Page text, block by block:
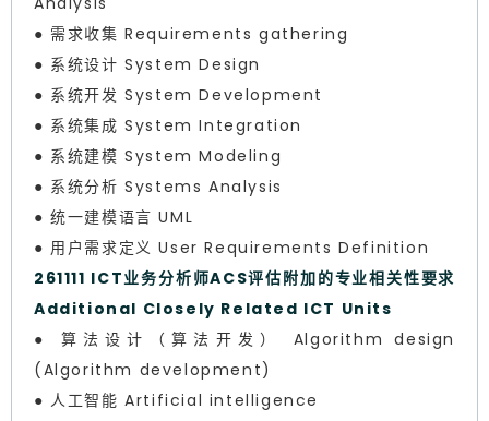
● 需求收集 Requirements gathering
● 系统设计 System Design
● 系统开发 System Development
● 系统集成 System Integration
● 系统建模 System Modeling
● 系统分析 Systems Analysis
● 统一建模语言 UML
● 用户需求定义 User Requirements Definition
261111 ICT业务分析师ACS评估附加的专业相关性要求
Additional Closely Related ICT Units
● 算法设计（算法开发） Algorithm design
(Algorithm development)
● 人工智能 Artificial intelligence